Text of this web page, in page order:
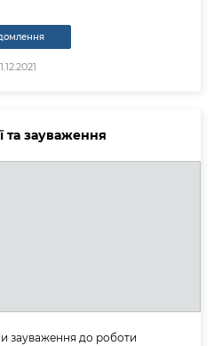
та зауваження
зауваження до роботи